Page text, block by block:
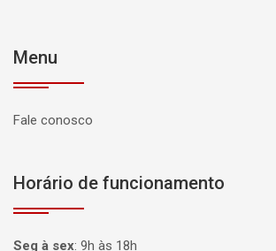
Menu
Fale conosco
Horário de funcionamento
Seg à sex: 9h às 18h